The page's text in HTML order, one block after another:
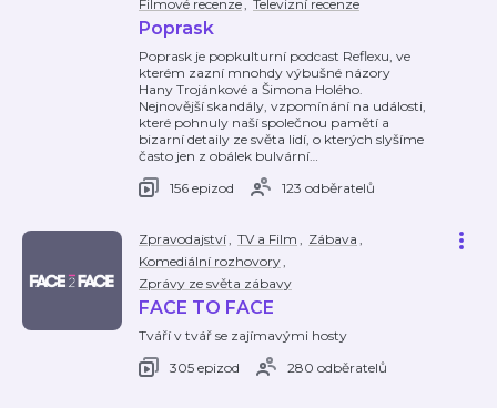
Filmové recenze, Televizní recenze
Poprask
Poprask je popkulturní podcast Reflexu, ve
kterém zazní mnohdy výbušné názory
Hany Trojánkové a Šimona Holého.
Nejnovější skandály, vzpomínání na události,
které pohnuly naší společnou pamětí a
bizarní detaily ze světa lidí, o kterých slyšíme
často jen z obálek bulvární…
156 epizod
123 odběratelů
Zpravodajství, TV a Film , Zábava ,
Komediální rozhovory,
Zprávy ze světa zábavy
FACE TO FACE
Tváří v tvář se zajímavými hosty
305 epizod
280 odběratelů